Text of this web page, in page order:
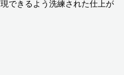
できるよう洗練された仕上が